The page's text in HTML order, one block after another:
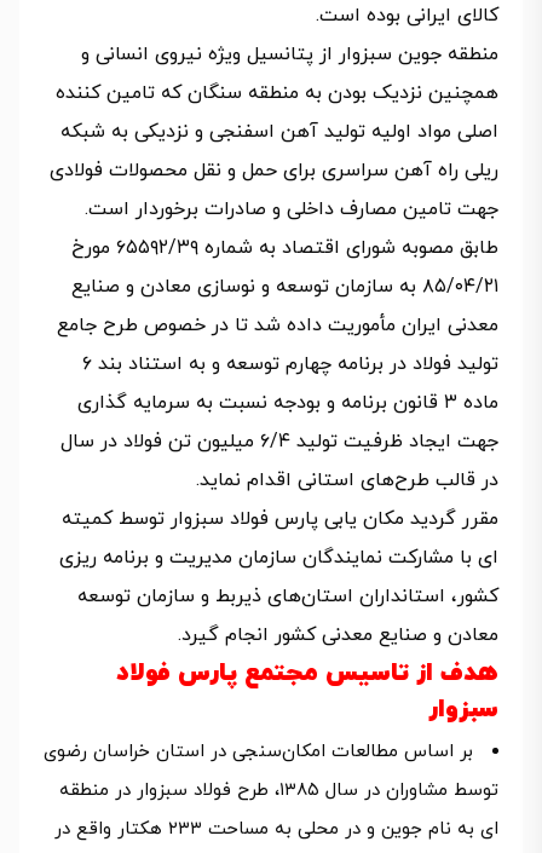
کالای ایرانی بوده است.
منطقه جوین سبزوار از پتانسیل ویژه نیروی انسانی و
همچنین نزدیک بودن به منطقه سنگان که تامین کننده
اصلی مواد اولیه تولید آهن اسفنجی و نزدیکی به شبکه
ریلی راه آهن سراسری برای حمل و نقل محصولات فولادی
جهت تامین مصارف داخلی و صادرات برخوردار است.
طابق مصوبه شورای اقتصاد به شماره ۶۵۵۹۲/۳۹ مورخ
۸۵/۰۴/۲۱ به سازمان توسعه و نوسازی معادن و صنایع
معدنی ایران مأموریت داده شد تا در خصوص طرح جامع
تولید فولاد در برنامه چهارم توسعه و به استناد بند ۶
ماده ۳ قانون برنامه و بودجه نسبت به سرمایه گذاری
جهت ایجاد ظرفیت تولید ۶/۴ میلیون تن فولاد در سال
در قالب طرح‌های استانی اقدام نماید.
مقرر گردید مکان یابی پارس فولاد سبزوار توسط کمیته
ای با مشارکت نمایندگان سازمان مدیریت و برنامه ریزی
کشور، استانداران استان‌های ذیربط و سازمان توسعه
معادن و صنایع معدنی کشور انجام گیرد.
هدف از تاسیس مجتمع پارس فولاد
سبزوار
بر اساس مطالعات امکان‌سنجی در استان خراسان رضوی
توسط مشاوران در سال ۱۳۸۵، طرح فولاد سبزوار در منطقه
ای به نام جوین و در محلی به مساحت ۲۳۳ هکتار واقع در